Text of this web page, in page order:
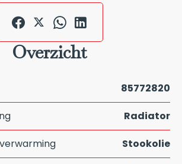
Overzicht
85772820
Radiator
Stookolie